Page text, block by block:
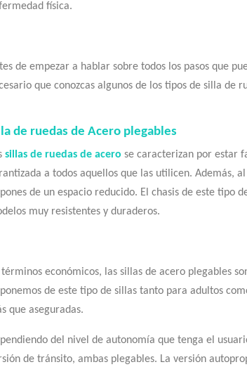
física.
de empezar a hablar sobre todos los pasos que
que conozcas algunos de los tipos de silla de
de ruedas de Acero plegables
sillas de ruedas de acero se caracterizan por estar
a todos aquellos que las utilicen. Además,
de un espacio reducido. El chasis de este tipo
muy resistentes y duraderos.
términos económicos, las sillas de acero plegables
de este tipo de sillas tanto para adultos
que aseguradas.
del nivel de autonomía que tenga el
de tránsito, ambas plegables. La versión